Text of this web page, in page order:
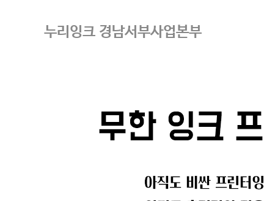
누리잉크 경남서부사업본부